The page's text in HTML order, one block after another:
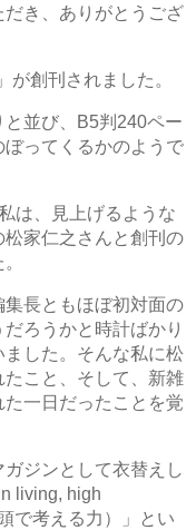
き、ありがとうござ
創刊されました。
並び、B5判240ペー
ってくるかのようで
は、見上げるような
家仁之さんと創刊の
長ともほぼ初対面の
ろうかと時計ばかり
した。そんな私に松
こと、そして、新雑
一日だったことを覚
ジンとして衣替えし
living, high
で考える力）」とい